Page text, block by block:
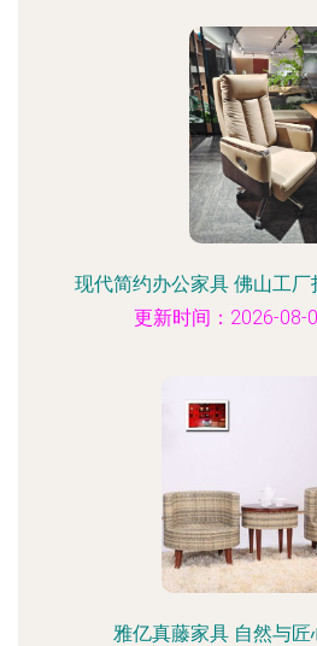
现代简约办公家具 佛山工
更新时间：2026-08-
雅亿真藤家具 自然与匠